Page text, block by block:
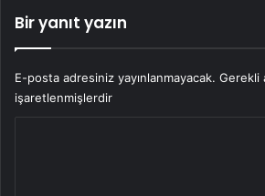
Bir yanıt yazın
E-posta adresiniz yayınlanmayacak. Gerekli
işaretlenmişlerdir